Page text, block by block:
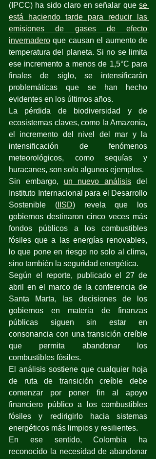
(IPCC) ha sido claro en señalar que se
está haciendo tarde para reducir las
emisiones de gases de efecto
invernadero que causan el aumento de
temperatura del planeta. Si no se limita
ese incremento a menos de 1,5°C para
finales de siglo, se intensificarán
problemáticas que se han hecho
evidentes en los últimos años.
La pérdida de biodiversidad y de
ecosistemas claves, como la Amazonia,
el incremento del nivel del mar y la
intensificación de fenómenos
meteorológicos, como sequías y
huracanes, son solo algunos ejemplos.
Sin embargo, un nuevo análisis del
Instituto Internacional para el Desarrollo
Sostenible (IISD) revela que los
gobiernos destinaron cinco veces más
fondos públicos a los combustibles
fósiles que a las energías renovables,
lo que pone en riesgo no solo al clima,
sino también la seguridad energética.
Según el reporte, publicado el 27 de
abril en el marco de la conferencia de
Santa Marta, las decisiones de los
gobiernos en materia de finanzas
públicas siguen sin estar en
consonancia con una transición creíble
que permita abandonar los
combustibles fósiles.
El análisis sostiene que cualquier hoja
de ruta de transición creíble debe
comenzar por poner fin al apoyo
financiero público a los combustibles
fósiles y redirigirlo hacia sistemas
energéticos más limpios y resilientes.
En ese sentido, Colombia ha
reconocido la necesidad de abandonar